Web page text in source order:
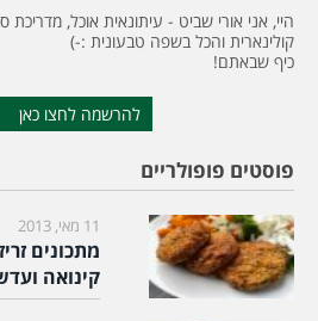
היי, אני אורי שביט - עיתונאית אוכל, מדריכת
קולינארית והכל בשפה טבעונית :-)
כיף שבאתם!
להרשמה לחצו כאן
פוסטים פופולריים
11 מאי, 2013
מתכונים
קינואה